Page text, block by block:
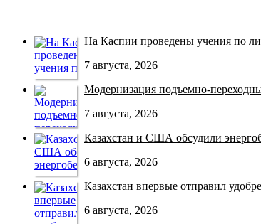
На Каспии проведены учения по
7 августа, 2026
Модернизация подъемно-
7 августа, 2026
Казахстан и США обсудили
6 августа, 2026
Казахстан впервые отправил
6 августа, 2026